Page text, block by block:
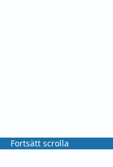
Fortsätt scrolla